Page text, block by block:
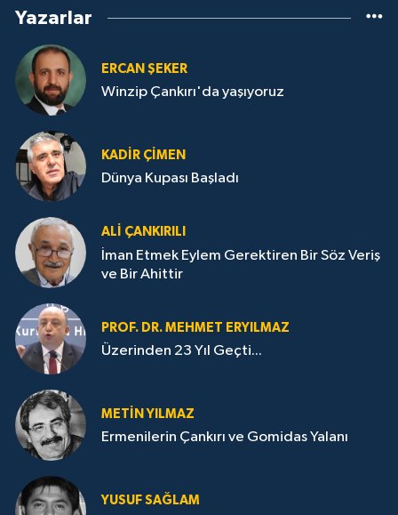
Yazarlar
ERCAN ŞEKER
Winzip Çankırı'da yaşıyoruz
KADIR ÇIMEN
Dünya Kupası Başladı
ALI ÇANKIRILI
İman Etmek Eylem Gerektiren Bir Söz Veriş
ve Bir Ahittir
PROF. DR. MEHMET ERYILMAZ
Üzerinden 23 Yıl Geçti...
METIN YILMAZ
Ermenilerin Çankırı ve Gomidas Yalanı
YUSUF SAĞLAM